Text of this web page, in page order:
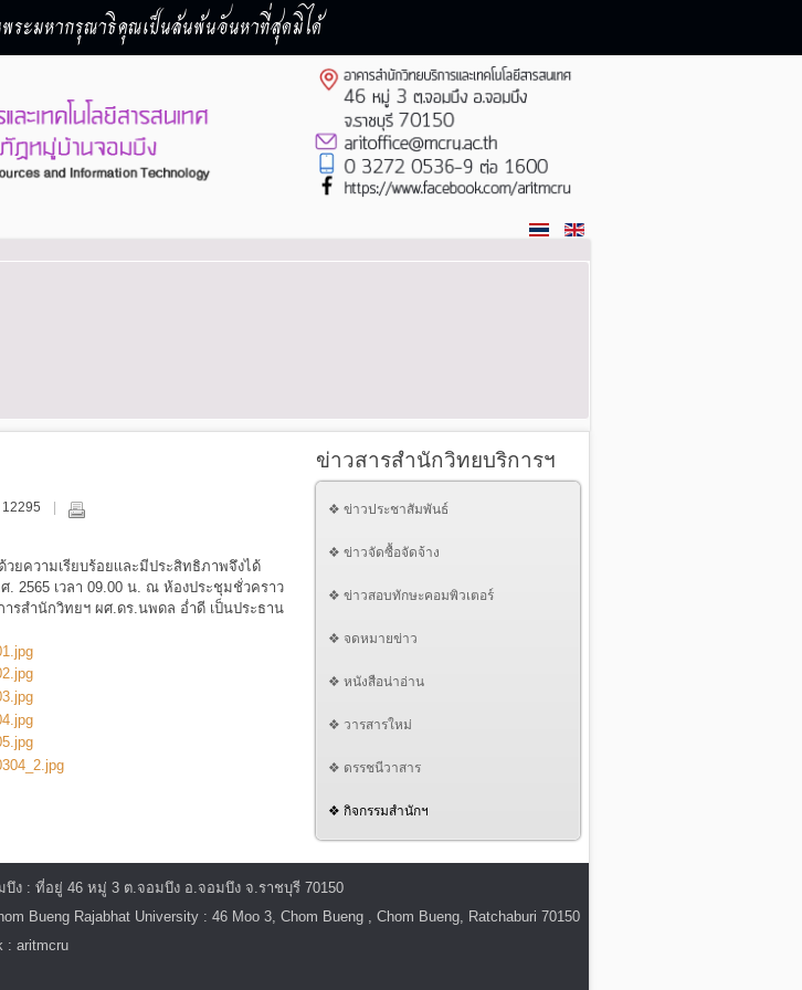
ระมหากรุณาธิคุณเป็นล้นพ้นอันหาที่สุดมิได้
ยความเรียบร้อยเเละมีประสิทธิภาพจึงได้
2565 เวลา 09.00 น. ณ ห้องประชุมชั่วคราว
รสำนักวิทยฯ ผศ.ดร.นพดล อ่ำดี เป็นประธาน
ข่าวสารสำนักวิทยบริการฯ
❖ ข่าวประชาสัมพันธ์
❖ ข่าวจัดซื้อจัดจ้าง
❖ ข่าวสอบทักษะคอมพิวเตอร์
❖ จดหมายข่าว
❖ หนังสือน่าอ่าน
❖ วารสารใหม่
❖ ดรรชนีวาสาร
❖ กิจกรรมสำนักฯ
ง : ที่อยู่ 46 หมู่ 3 ต.จอมบึง อ.จอมบึง จ.ราชบุรี 70150
Bueng Rajabhat University : 46 Moo 3, Chom Bueng , Chom Bueng, Ratchaburi 70150
: aritmcru